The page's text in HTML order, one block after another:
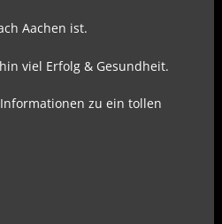
Aachen ist.
viel Erfolg & Gesundheit.
zu ein tollen